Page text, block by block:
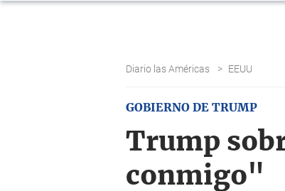
Diario las Américas > EEUU
GOBIERNO DE TRUMP
Trump
conmigo"